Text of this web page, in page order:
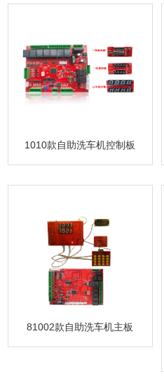
1010款自助洗车机控制板
81002款自助洗车机主板